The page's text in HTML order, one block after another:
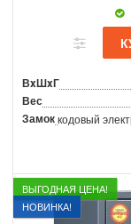
ВxШxГ
Вес
Замоккодовый
ВЫГОДНАЯ ЦЕНА!
НОВИНКА!